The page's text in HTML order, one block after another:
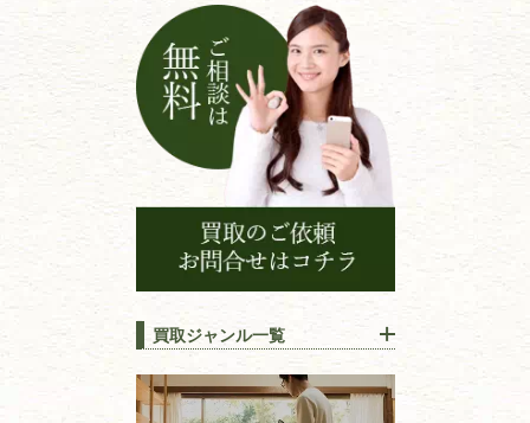
買取ジャンル一覧
江戸時代の書物